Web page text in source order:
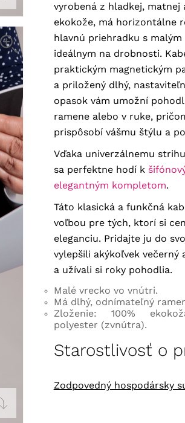
vyrobená z hladkej, matnej
ekokože, má horizontálne
hlavnú priehradku s
ideálnym na drobnosti.
praktickým magnetickým
a priložený dlhý,
opasok vám umožní
ramene alebo v ruke,
prispôsobí vášmu štýlu a
Vďaka univerzálnemu
sa perfektne hodí k
elegantným kompletom.
Táto klasická a funkčná
voľbou pre tých, ktorí si
eleganciu. Pridajte ju do
vylepšili akýkoľvek
a užívali si roky pohodlia.
Malé vrecko vo vnútri.
Má dlhý, odnímateľný
Zloženie: 100%
polyester (zvnútra).
Starostlivosť o
Zodpovedný hospodársky